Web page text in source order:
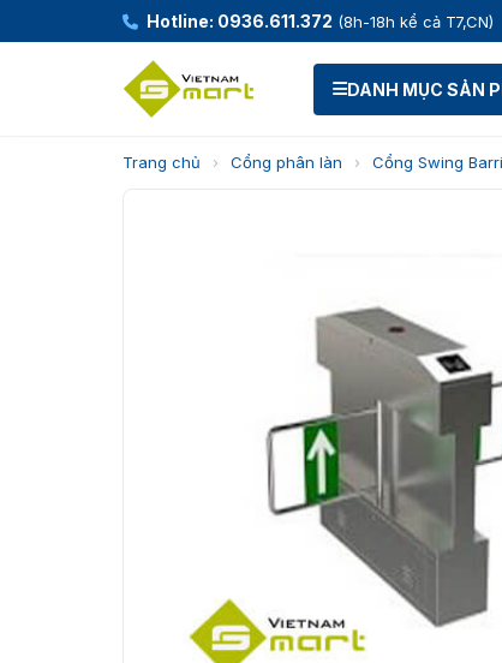
Hotline: 0936.611.372 (8h-18h kể cả T7,CN)
DANH MỤC SẢN
Trang chủ › Cổng phân làn › Cổng Swing